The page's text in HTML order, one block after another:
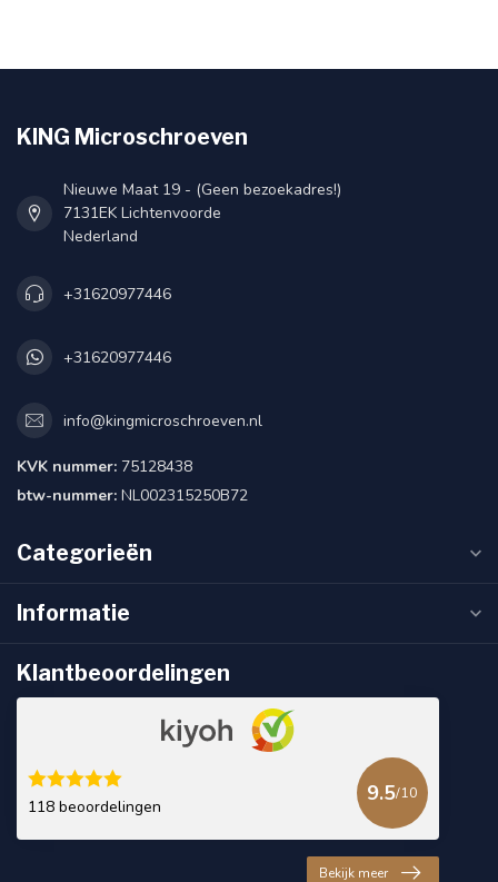
KING Microschroeven
Nieuwe Maat 19 - (Geen bezoekadres!)
7131EK Lichtenvoorde
Nederland
+31620977446
+31620977446
info@kingmicroschroeven.nl
KVK nummer: 75128438
btw-nummer: NL002315250B72
Categorieën
Informatie
Klantbeoordelingen
118 beoordelingen
9.5/10
Bekijk meer